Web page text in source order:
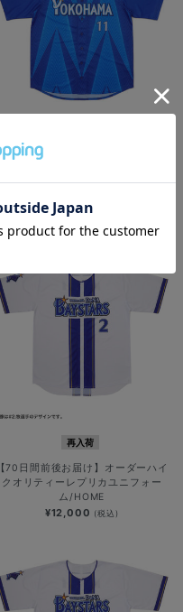
POWER SENDユニフォー
¥14,000
再入荷
【70日間前後お届け】オーダーハイ
クオリティーレプリカユニフォー
ム/HOME
¥12,000 (税込)